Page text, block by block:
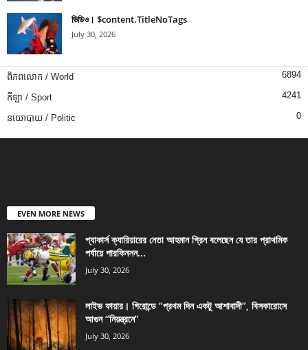
ভিডিও। $content.TitleNoTags
July 30, 2026
ពិភពលោក / World 6894
កីឡា / Sport 4241
នយោបាយ / Politic 0
EVEN MORE NEWS
প্যাকার্স ক্যারিয়ারের নেতা আহমান গ্রিন বলেছেন যে তার প্রাথমিক
পর্যায়ে পারকিনসন...
July 30, 2026
লাইভ ফায়ার। গিরোন্ডে “প্রথম দিন একটু আশাবাদী”, বিসকারোসে
আগুন “নিয়ন্ত্রনে”
July 30, 2026